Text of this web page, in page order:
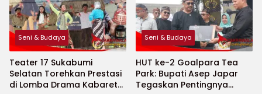
Seni & Budaya
Teater 17 Sukabumi
Selatan Torehkan Prestasi
di Lomba Drama Kabaret
Seni & Budaya
HUT ke-2 Goalpara Tea
Park: Bupati Asep Japar
Tegaskan Pentingnya